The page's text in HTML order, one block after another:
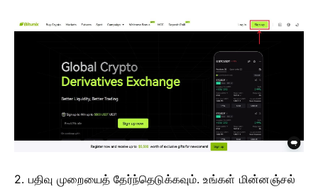
2. பதிவு முறையைத் தேர்ந்தெடுக்கவும்.உங்கள் மின்னஞ்சல்